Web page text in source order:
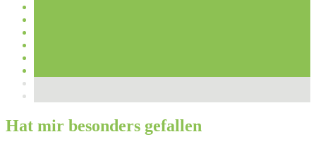
Hat mir besonders gefallen